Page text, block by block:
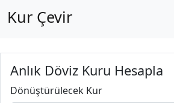
Kur Çevir
Anlık Döviz Kuru Hesapla
Dönüştürülecek Kur